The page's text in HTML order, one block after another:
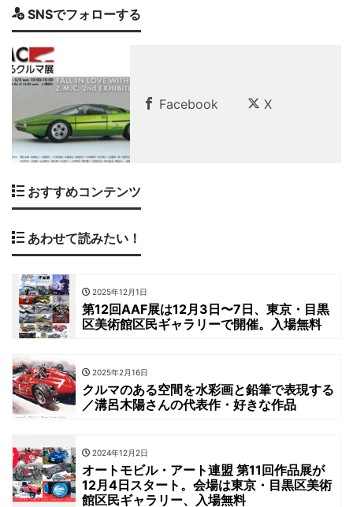
SNSでフォローする
Facebook X
おすすめコンテンツ
あわせて読みたい！
2025年12月1日
第12回AAF展は12月3日〜7日、東京・目黒
区美術館区民ギャラリーで開催。入場無料
2025年2月16日
クルマのある空間を水彩画と鉛筆で表現する
／溝呂木陽さんの代表作・好きな作品
2024年12月2日
オートモビル・アート連盟 第11回作品展が
12月4日スタート。会場は東京・目黒区美術
館区民ギャラリー、入場無料